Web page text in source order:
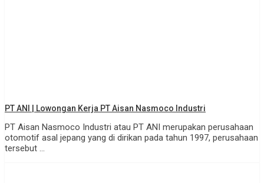
PT ANI | Lowongan Kerja PT Aisan Nasmoco Industri
PT Aisan Nasmoco Industri atau PT ANI merupakan perusahaan
otomotif asal jepang yang di dirikan pada tahun 1997, perusahaan
tersebut ...